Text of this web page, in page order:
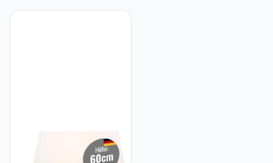
8 seasons 8Seasons
Buitenlamp, Polyethyleen,